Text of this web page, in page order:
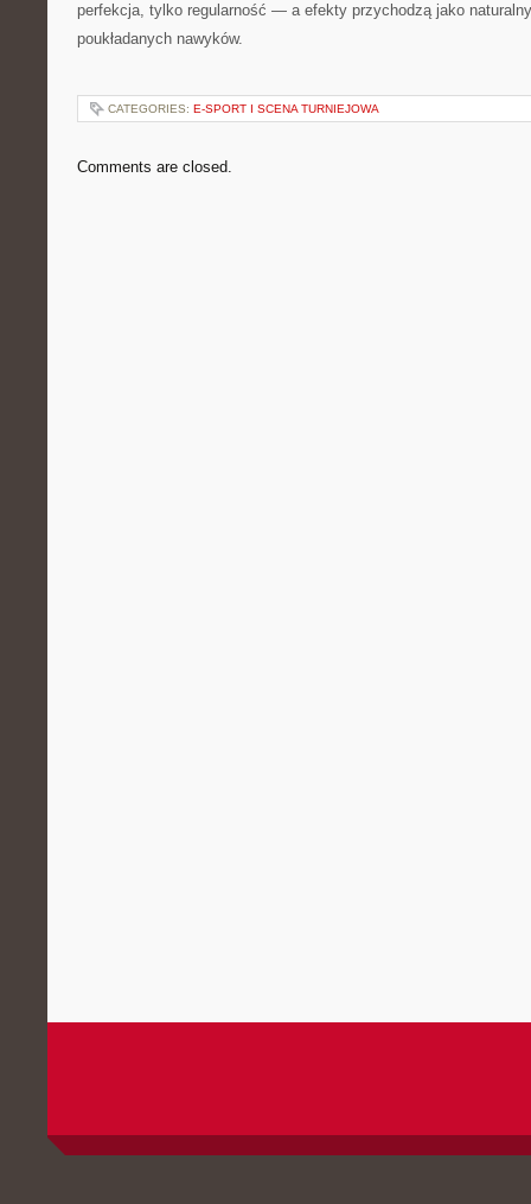
perfekcja, tylko regularność — a efekty przychodzą jako
poukładanych nawyków.
CATEGORIES: E-SPORT I SCENA TURNIEJOWA
Comments are closed.